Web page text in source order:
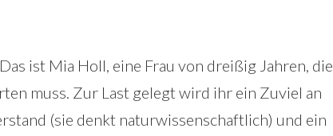
ist Mia Holl, eine Frau von dreißig Jahren, die
muss. Zur Last gelegt wird ihr ein Zuviel an
(sie denkt naturwissenschaftlich) und ein